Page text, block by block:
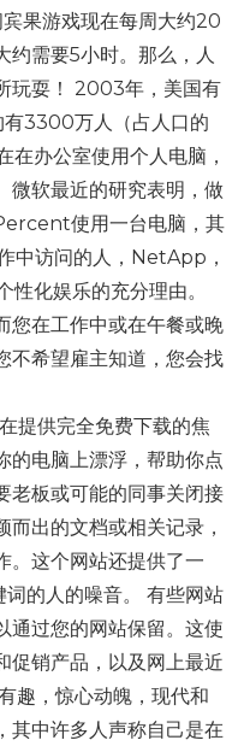
果游戏现在每周大约20
约需要5小时。那么，人
玩耍！ 2003年，美国有
3300万人（占人口的
在办公室使用个人电脑，
微软最近的研究表明，做
使用一台电脑，其
中访问的人，NetApp，
化娱乐的充​​分理由。
您在工作中或在午餐或晚
不希望雇主知道，您会找
供完全免费下载的焦
的电脑上漂浮，帮助你点
老板或可能的同事关闭接
出的文档或相关记录，
。这个网站还提供了一
词的人的噪音。 有些网站
通过您的网站保留。这使
促销产品，以及网上最近
趣，惊心动魄，现代和
其中许多人声称自己是在